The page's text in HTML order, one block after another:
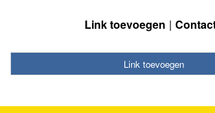
Link toevoegen
Link toevoegen